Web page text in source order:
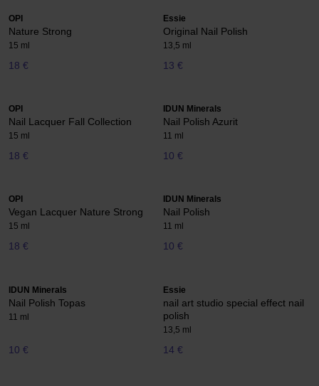
OPI
Nature Strong
15 ml
18 €
Essie
Original Nail Polish
13,5 ml
13 €
OPI
Nail Lacquer Fall Collection
15 ml
18 €
IDUN Minerals
Nail Polish Azurit
11 ml
10 €
OPI
Vegan Lacquer Nature Strong
15 ml
18 €
IDUN Minerals
Nail Polish
11 ml
10 €
IDUN Minerals
Nail Polish Topas
11 ml
10 €
Essie
nail art studio special effect nail
polish
13,5 ml
14 €